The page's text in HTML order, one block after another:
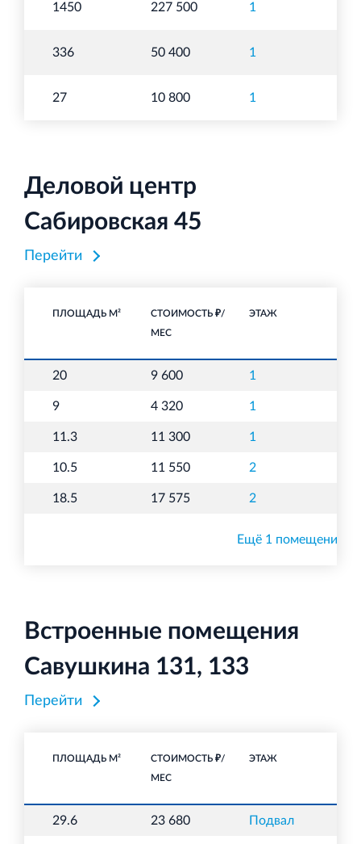
1450 227 500 1
336 50 400 1
27 10 800 1
Деловой центр
Сабировская 45
Перейти
ПЛОЩАДЬ М²
СТОИМОСТЬ ₽/
МЕС
ЭТАЖ
20 9 600 1
9 4 320 1
11.3 11 300 1
10.5 11 550 2
18.5 17 575 2
Ещё 1 помещение
Встроенные помещения
Савушкина 131, 133
Перейти
ПЛОЩАДЬ М²
СТОИМОСТЬ ₽/
МЕС
ЭТАЖ
29.6 23 680 Подвал